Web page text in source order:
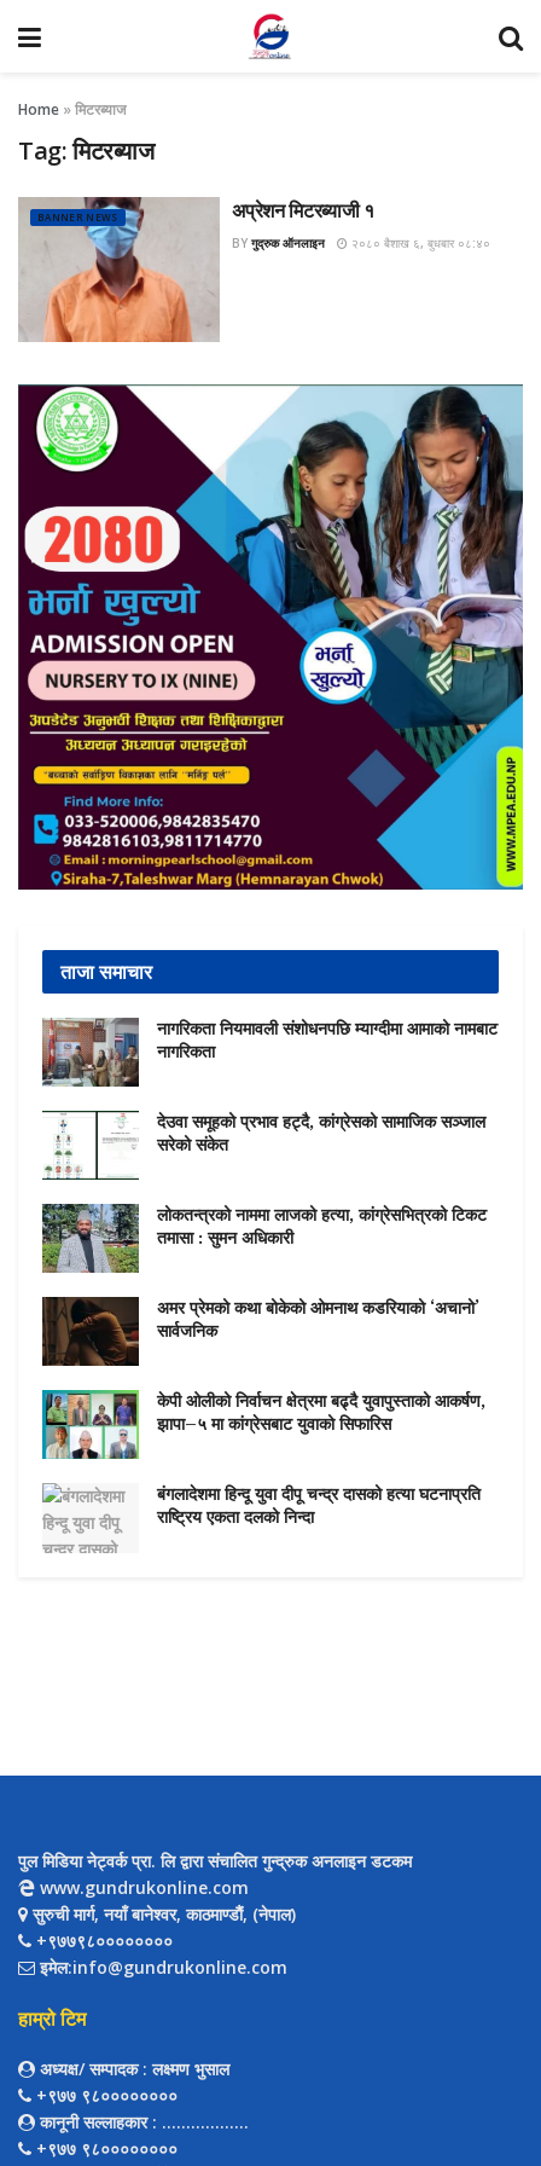
Home »मिटरब्याज
Tag:मिटरब्याज
BANNER NEWS अप्रेशन मिटरब्याजी १
BY गुद्रुक ऑनलाइन २०८० बैशाख ६, बुधबार ०८:४०
ताजा समाचार
नागरिकता नियमावली संशोधनपछि म्याग्दीमा आमाको नामबाट
नागरिकता
देउवा समूहको प्रभाव हट्दै, कांग्रेसको सामाजिक सञ्जाल
सरेको संकेत
लोकतन्त्रको नाममा लाजको हत्या, कांग्रेसभित्रको टिकट
तमासा : सुमन अधिकारी
अमर प्रेमको कथा बोकेको ओमनाथ कडरियाको ‘अचानो’
सार्वजनिक
केपी ओलीको निर्वाचन क्षेत्रमा बढ्दै युवापुस्ताको आकर्षण,
झापा–५ मा कांग्रेसबाट युवाको सिफारिस
बंगलादेशमा हिन्दू युवा दीपू चन्द्र दासको हत्या घटनाप्रति
राष्ट्रिय एकता दलको निन्दा
पुल मिडिया नेट्वर्क प्रा. लि द्वारा संचालित गुन्द्रुक अनलाइन डटकम
www.gundrukonline.com
सुरुची मार्ग, नयाँ बानेश्वर, काठमाण्डौैं, (नेपाल)
+९७७९८००००००००
इमेल:info@gundrukonline.com
हाम्रो टिम
अध्यक्ष/ सम्पादक: लक्ष्मण भुसाल
+९७७ ९८००००००००
कानूनी सल्लाहकार: ..................
+९७७ ९८००००००००